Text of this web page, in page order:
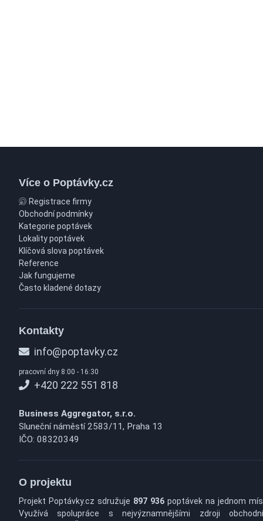
Více o Poptávky.cz
Registrace firmy
Obchodní podmínky
Kategorie poptávek
Lokality poptávek
Klíčová slova poptávek
Reference
Jak fungujeme
Často kladené dotazy
Kontakty
info@poptavky.cz
pracovní dny 8:00 - 16:30
+420 222 551 818
Business Aggregator, s.r.o.
Sluneční náměstí 2583/11, Praha 13
IČO: 08320349
O projektu
Projekt Poptávky.cz sdružuje 897 936 poptávek na jednom
Využívá spolupráce s nejvýznamnějšími zdroji